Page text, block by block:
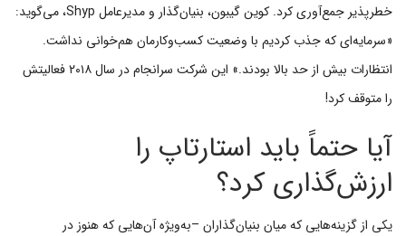
خطرپذیر جمع‌آوری کرد. کوین گیبون، بنیان‌گذار و مدیرعامل Shyp، می‌گوید:
«سرمایه‌ای که جذب کردیم با وضعیت کسب‌وکارمان هم‌خوانی نداشت.
انتظارات بیش از حد بالا بودند.» این شرکت سرانجام در سال ۲۰۱۸ فعالیتش
را متوقف کرد!
آیا حتماً باید استارتاپ را
ارزش‌گذاری کرد؟
یکی از گزینه‌هایی که میان بنیان‌گذاران –به‌ویژه آن‌هایی که هنوز در